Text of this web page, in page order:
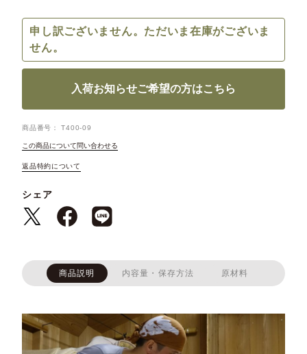
申し訳ございません。ただいま在庫がございま
せん。
入荷お知らせご希望の方はこちら
商品番号 T400-09
この商品について問い合わせる
返品特約について
シェア
商品説明 内容量・保存方法 原材料